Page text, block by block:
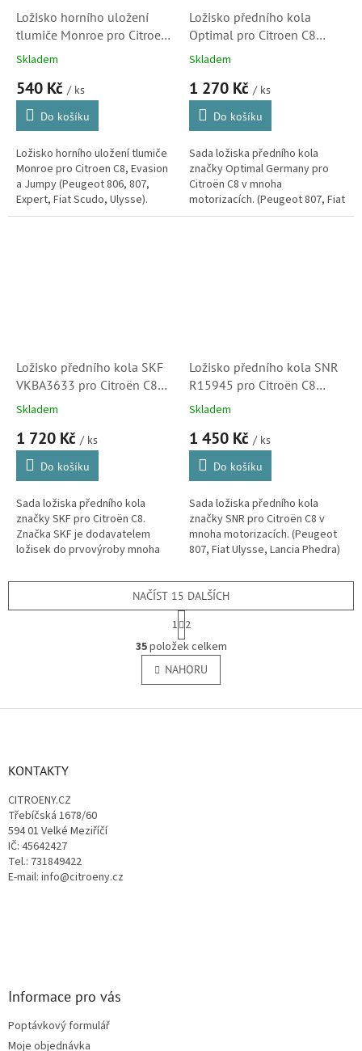
Ložisko horního uložení
tlumiče Monroe pro Citroen
C8, Evasion, Jumpy
Expert)
Skladem
540 Kč / ks
Do košíku
Ložisko horního uložení tlumiče
Monroe pro Citroen C8, Evasion
a Jumpy (Peugeot 806, 807,
Expert, Fiat Scudo, Ulysse).
Ložisko předního kola
Optimal pro Citroen C8
(335081, 335087,
Skladem
1 270 Kč / ks
Do košíku
Sada ložiska předního kola
značky Optimal Germany pro
Citroën C8 v mnoha
motorizacích. (Peugeot 807, Fiat
Ulysse, Lancia Phedra)
Ložisko předního kola SKF
VKBA3633 pro Citroën C8
(335070, 335081, 335087,
Skladem
1 720 Kč / ks
Do košíku
Sada ložiska předního kola
značky SKF pro Citroën C8.
Značka SKF je dodavatelem
ložisek do prvovýroby mnoha
této značky ložisek jistotu...
Ložisko předního kola SNR
R15945 pro Citroën C8
(335081, 335087,
Skladem
1 450 Kč / ks
Do košíku
Sada ložiska předního kola
značky SNR pro Citroën C8 v
mnoha motorizacích. (Peugeot
807, Fiat Ulysse, Lancia Phedra)
O
v
l
á
NAČÍST 15 DALŠÍCH
S
t
r
á
n
k
v
1 2
35položek celkem
NAHORU
KONTAKTY
CITROENY.CZ
Třebíčská 1678/60
594 01 Velké Meziříčí
IČ: 45642427
Tel.: 731849422
E-mail: info@citroeny.cz
Informace pro vás
Poptávkový formulář
Moje objednávka